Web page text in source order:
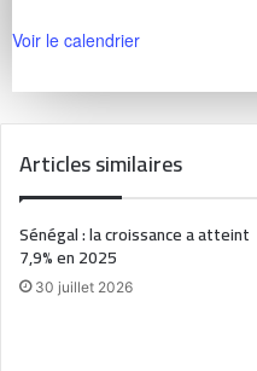
Voir le calendrier
Articles similaires
Sénégal : la croissance a atteint
7,9% en 2025
30 juillet 2026